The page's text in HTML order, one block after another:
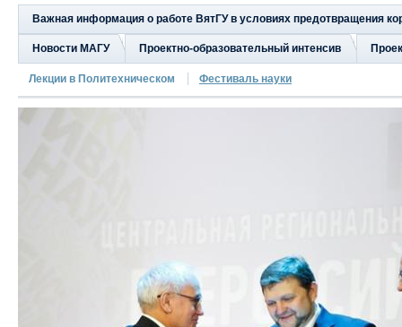
Важная информация о работе ВятГУ в условиях предотвращения
Новости МАГУ Проектно-образовательный интенсив
Лекции в Политехническом Фестиваль науки